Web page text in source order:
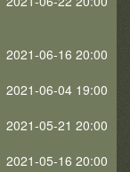
2021-06-16 20:00
2021-06-04 19:00
2021-05-21 20:00
2021-05-16 20:00